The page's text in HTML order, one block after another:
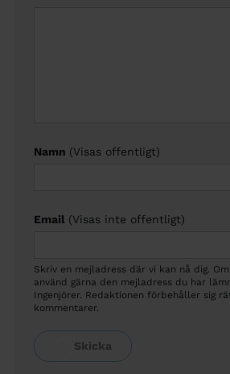
Namn (Visas offentligt)
Email (Visas inte offentligt)
Skriv en mejladress där vi kan nå dig.
använd gärna den mejladress du har
Ingenjörer. Redaktionen förbehåller sig
kommentarer.